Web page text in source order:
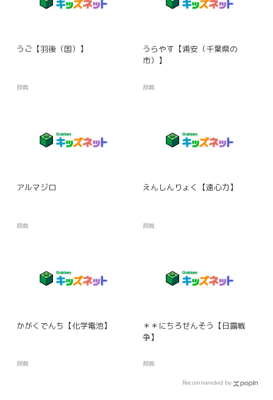
うご【羽後（国）】
辞典
うらやす【浦安（千葉県の
市）】
辞典
アルマジロ
辞典
えんしんりょく【遠心力】
辞典
かがくでんち【化学電池】
辞典
＊＊にちろせんそう【日露戦
争】
辞典
Recommended by